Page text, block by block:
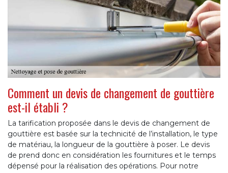
Comment un devis de changement de gouttière
est-il établi ?
La tarification proposée dans le devis de changement de
gouttière est basée sur la technicité de l’installation, le type
de matériau, la longueur de la gouttière à poser. Le devis
de prend donc en considération les fournitures et le temps
dépensé pour la réalisation des opérations. Pour notre